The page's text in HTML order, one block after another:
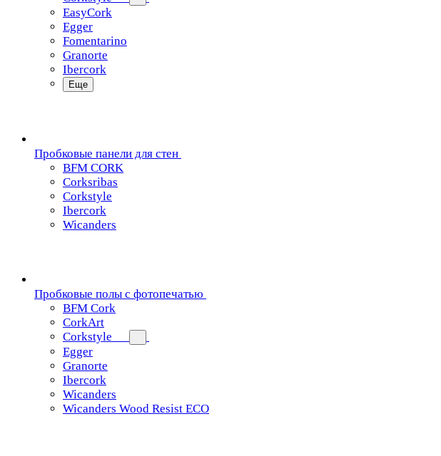
EasyCork
Egger
Fomentarino
Granorte
Ibercork
Еще
Пробковые панели для стен
BFM CORK
Corksribas
Corkstyle
Ibercork
Wicanders
Пробковые полы с фотопечатью
BFM Cork
CorkArt
Corkstyle
Egger
Granorte
Ibercork
Wicanders
Wicanders Wood Resist ECO